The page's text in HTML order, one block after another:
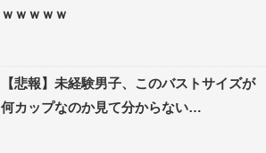
ｗｗｗｗｗ
【悲報】未経験男子、このバストサイズが
何カップなのか見て分からない…